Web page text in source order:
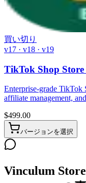
買い切り
v17 · v18 · v19
TikTok Shop
Enterprise-grade
affiliate management,
$499.00
バージョンを選択
Vinculum